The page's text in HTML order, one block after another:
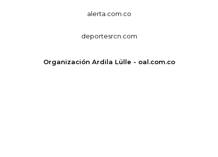
alerta.com.co
deportesrcn.com
Organización Ardila Lülle - oal.com.co